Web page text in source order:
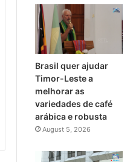
Brasil quer ajudar
Timor-Leste a
melhorar as
variedades de café
arábica e robusta
August 5, 2026